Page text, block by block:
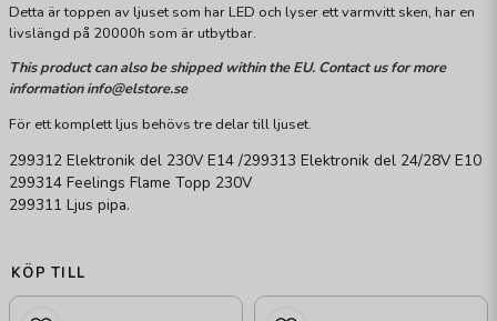
Detta är toppen av ljuset som har LED och lyser ett varmvitt sken, har en
livslängd på 20000h som är utbytbar.
This product can also be shipped within the EU. Contact us for more
information info@elstore.se
För ett komplett ljus behövs tre delar till ljuset.
299312 Elektronik del 230V E14 /299313 Elektronik del 24/28V E10
299314 Feelings Flame Topp 230V
299311 Ljus pipa.
KÖP TILL